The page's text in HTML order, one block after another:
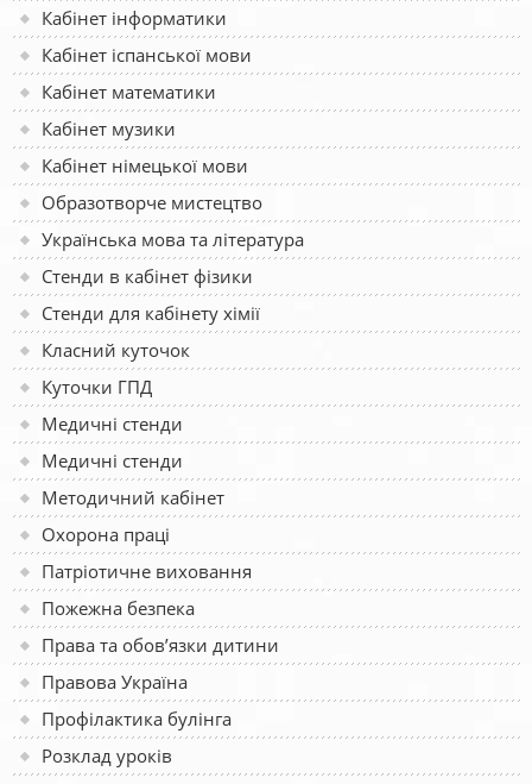
Кабінет інформатики
Кабінет іспанської мови
Кабінет математики
Кабінет музики
Кабінет німецької мови
Образотворче мистецтво
Українська мова та література
Стенди в кабінет фізики
Стенди для кабінету хімії
Класний куточок
Куточки ГПД
Медичні стенди
Медичні стенди
Методичний кабінет
Охорона праці
Патріотичне виховання
Пожежна безпека
Права та обов’язки дитини
Правова Україна
Профілактика булінга
Розклад уроків